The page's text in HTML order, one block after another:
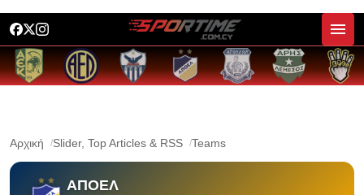
Αρχική Slider, Top Articles & RSS Teams
ΑΠΟΕΛ